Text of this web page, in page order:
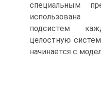
специальным
подсистем
целостную
начинается с